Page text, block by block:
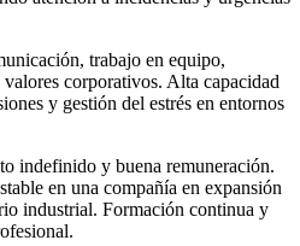
trabajo en equipo,
corporativos. Alta capacidad
y gestión del estrés en entornos
indefinido y buena remuneración.
en una compañía en expansión
industrial. Formación continua y